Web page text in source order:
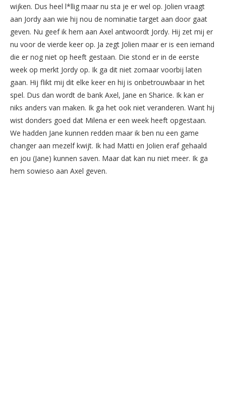
wijken. Dus heel l*llig maar nu sta je er wel op. Jolien vraagt
aan Jordy aan wie hij nou de nominatie target aan door gaat
geven. Nu geef ik hem aan Axel antwoordt Jordy. Hij zet mij er
nu voor de vierde keer op. Ja zegt Jolien maar er is een iemand
die er nog niet op heeft gestaan. Die stond er in de eerste
week op merkt Jordy op. Ik ga dit niet zomaar voorbij laten
gaan. Hij flikt mij dit elke keer en hij is onbetrouwbaar in het
spel. Dus dan wordt de bank Axel, Jane en Sharice. Ik kan er
niks anders van maken. Ik ga het ook niet veranderen. Want hij
wist donders goed dat Milena er een week heeft opgestaan.
We hadden Jane kunnen redden maar ik ben nu een game
changer aan mezelf kwijt. Ik had Matti en Jolien eraf gehaald
en jou (Jane) kunnen saven. Maar dat kan nu niet meer. Ik ga
hem sowieso aan Axel geven.